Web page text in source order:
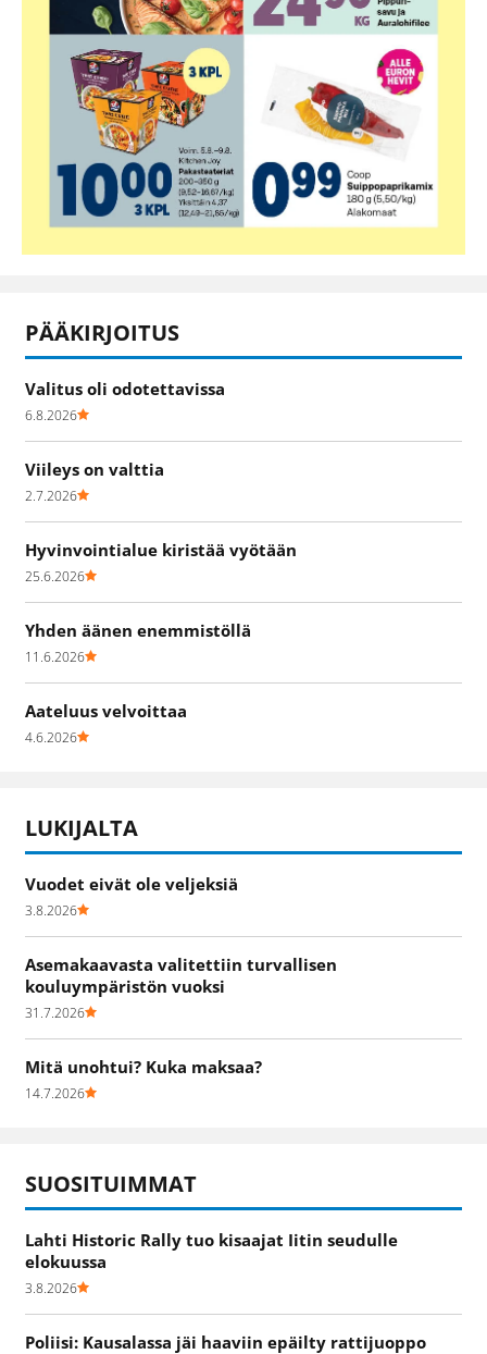
PÄÄKIRJOITUS
Valitus oli odotettavissa
6.8.2026
Viileys on valttia
2.7.2026
Hyvinvointialue kiristää vyötään
25.6.2026
Yhden äänen enemmistöllä
11.6.2026
Aateluus velvoittaa
4.6.2026
LUKIJALTA
Vuodet eivät ole veljeksiä
3.8.2026
Asemakaavasta valitettiin turvallisen
kouluympäristön vuoksi
31.7.2026
Mitä unohtui? Kuka maksaa?
14.7.2026
SUOSITUIMMAT
Lahti Historic Rally tuo kisaajat Iitin seudulle
elokuussa
3.8.2026
Poliisi: Kausalassa jäi haaviin epäilty rattijuoppo